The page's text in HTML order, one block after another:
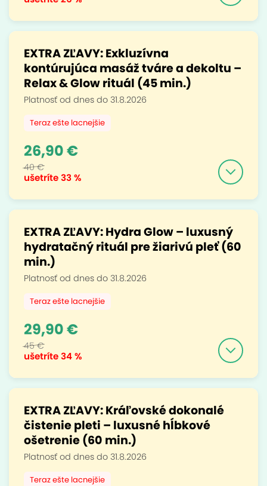
EXTRA ZĽAVY: Exkluzívna
kontúrujúca masáž tváre a dekoltu –
Relax & Glow rituál (45 min.)
Platnosť od dnes do 31.8.2026
Teraz ešte lacnejšie
ušetríte33 %
26,90 €
40 €
EXTRA ZĽAVY: Hydra Glow – luxusný
hydratačný rituál pre žiarivú pleť (60
min.)
Platnosť od dnes do 31.8.2026
Teraz ešte lacnejšie
ušetríte34 %
29,90 €
45 €
EXTRA ZĽAVY: Kráľovské dokonalé
čistenie pleti – luxusné hĺbkové
ošetrenie (60 min.)
Platnosť od dnes do 31.8.2026
Teraz ešte lacnejšie